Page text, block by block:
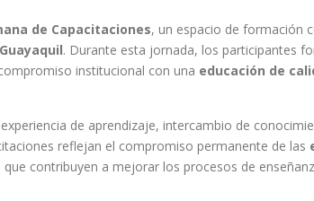
de Capacitaciones, un espacio de formación
. Durante esta jornada, los participantes
institucional con una educación de
de aprendizaje, intercambio de
reflejan el compromiso permanente de las
contribuyen a mejorar los procesos de